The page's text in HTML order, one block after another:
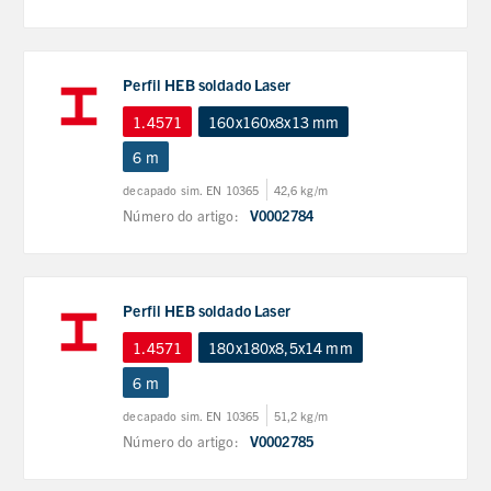
Perfil HEB soldado Laser
1.4571
160x160x8x13 mm
6 m
decapado sim. EN 10365 42,6 kg/m
Número do artigo: V0002784
Perfil HEB soldado Laser
1.4571
180x180x8,5x14 mm
6 m
decapado sim. EN 10365 51,2 kg/m
Número do artigo: V0002785